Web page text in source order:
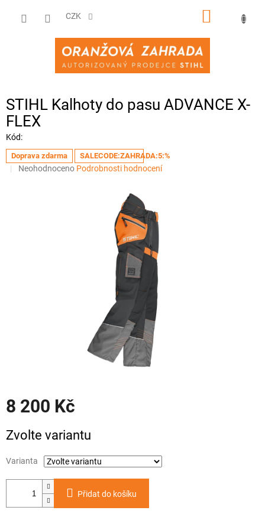
CZK
NÁKUPNÍ
STIHL Kalhoty do pasu ADVANCE X-
FLEX
Kód:
Doprava zdarma SALECODE:ZAHRADA:5:%
Průměrné
Neohodnoceno Podrobnosti hodnocení
8 200 Kč
cena:
Zvolte variantu
Varianta
Přidat do košíku